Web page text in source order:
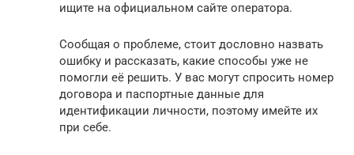
ищите на официальном сайте оператора.
Сообщая о проблеме, стоит дословно назвать
ошибку и рассказать, какие способы уже не
помогли её решить. У вас могут спросить номер
договора и паспортные данные для
идентификации личности, поэтому имейте их
при себе.